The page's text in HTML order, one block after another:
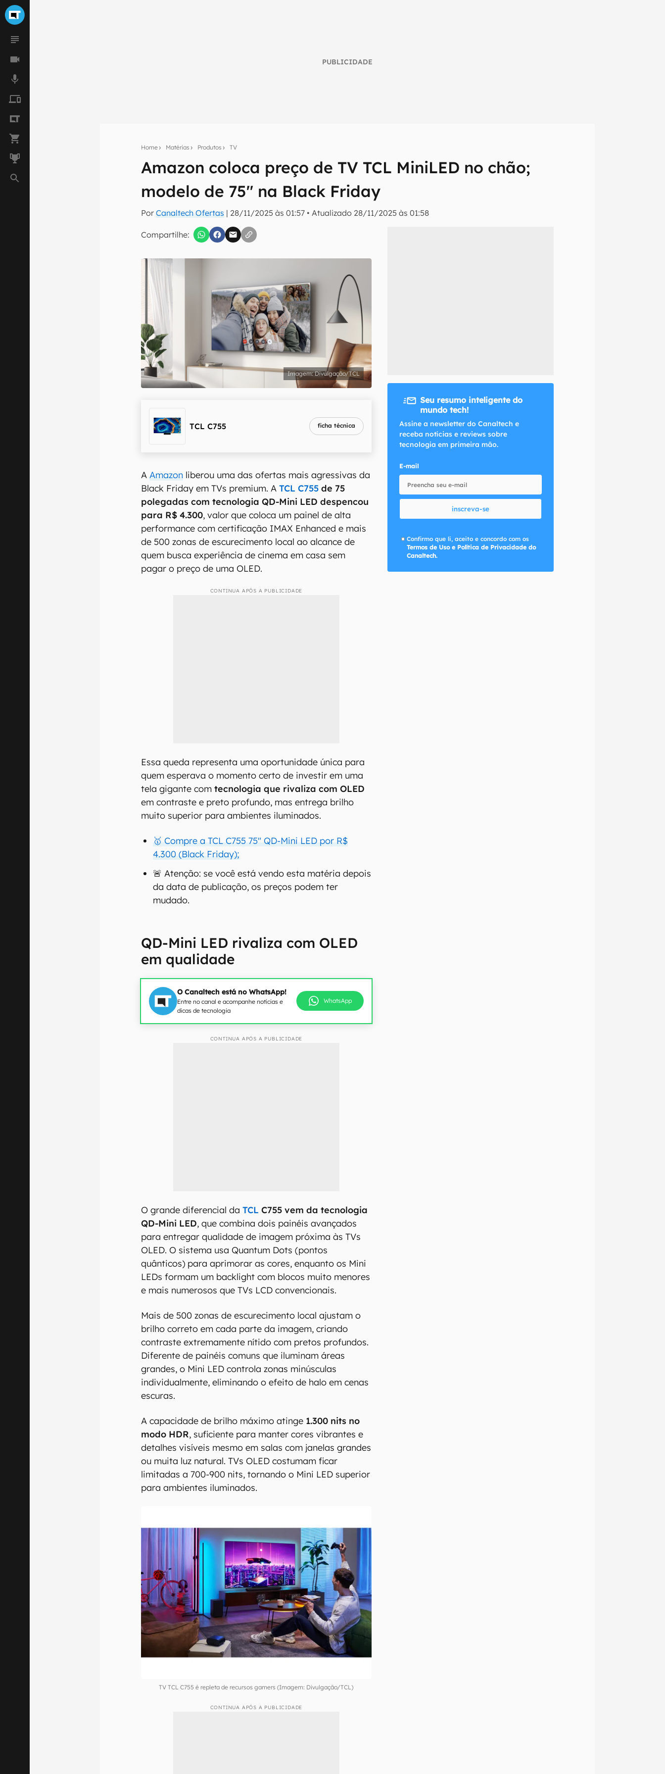
PUBLICIDADE
Home Matérias Produtos TV
Amazon coloca preço de TV TCL MiniLED no chão;
modelo de 75'' na Black Friday
PorCanaltech Ofertas | 28/11/2025 às 01:57 •Atualizado 28/11/2025 às 01:58
Compartilhe:
Seu resumo inteligente do mundo tech!
Assine a newsletter do Canaltech e receba notícias e reviews sobre tecnologia em primeira
Confirmo que li, aceito e concordo com os Termos de Uso e Política de Privacidade do Canaltech.
Divulgação/TCL
TCL C755 ficha técnica
AAmazon liberou uma das ofertas mais agressivas da
Black Friday em TVs premium. ATCL C755 de 75
polegadas com tecnologia QD-Mini LED despencou
para R$ 4.300, valor que coloca um painel de alta
performance com certificação IMAX Enhanced e mais
de 500 zonas de escurecimento local ao alcance de
quem busca experiência de cinema em casa sem
pagar o preço de uma OLED.
CONTINUA APÓS A PUBLICIDADE
Essa queda representa uma oportunidade única para
quem esperava o momento certo de investir em uma
tela gigante comtecnologia que rivaliza com OLED
em contraste e preto profundo, mas entrega brilho
muito superior para ambientes iluminados.
🥇 Compre a TCL C755 75" QD-Mini LED por R$
4.300 (Black Friday);
🚨 Atenção: se você está vendo esta matéria depois
da data de publicação, os preços podem ter
mudado.
QD-Mini LED rivaliza com OLED
em qualidade
O Canaltech está no WhatsApp!
Entre no canal e acompanhe notícias e
dicas de tecnologia
WhatsApp
CONTINUA APÓS A PUBLICIDADE
O grande diferencial daTCL C755 vem da tecnologia
QD-Mini LED, que combina dois painéis avançados
para entregar qualidade de imagem próxima às TVs
OLED. O sistema usa Quantum Dots (pontos
quânticos) para aprimorar as cores, enquanto os Mini
LEDs formam um backlight com blocos muito menores
e mais numerosos que TVs LCD convencionais.
Mais de 500 zonas de escurecimento local ajustam o
brilho correto em cada parte da imagem, criando
contraste extremamente nítido com pretos profundos.
Diferente de painéis comuns que iluminam áreas
grandes, o Mini LED controla zonas minúsculas
individualmente, eliminando o efeito de halo em cenas
escuras.
A capacidade de brilho máximo atinge 1.300 nits no
modo HDR, suficiente para manter cores vibrantes e
detalhes visíveis mesmo em salas com janelas grandes
ou muita luz natural. TVs OLED costumam ficar
limitadas a 700-900 nits, tornando o Mini LED superior
para ambientes iluminados.
TV TCL C755 é repleta de recursos gamers (Imagem: Divulgação/TCL)
CONTINUA APÓS A PUBLICIDADE
Seu resumo inteligente do
mundo tech!
Assine a newsletter do Canaltech e
receba notícias e reviews sobre
tecnologia em primeira mão.
E-mail
inscreva-se
Confirmo que li, aceito e concordo com os
Termos de Uso e Política de Privacidade do
Canaltech.